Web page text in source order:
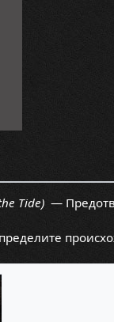
Tide)—